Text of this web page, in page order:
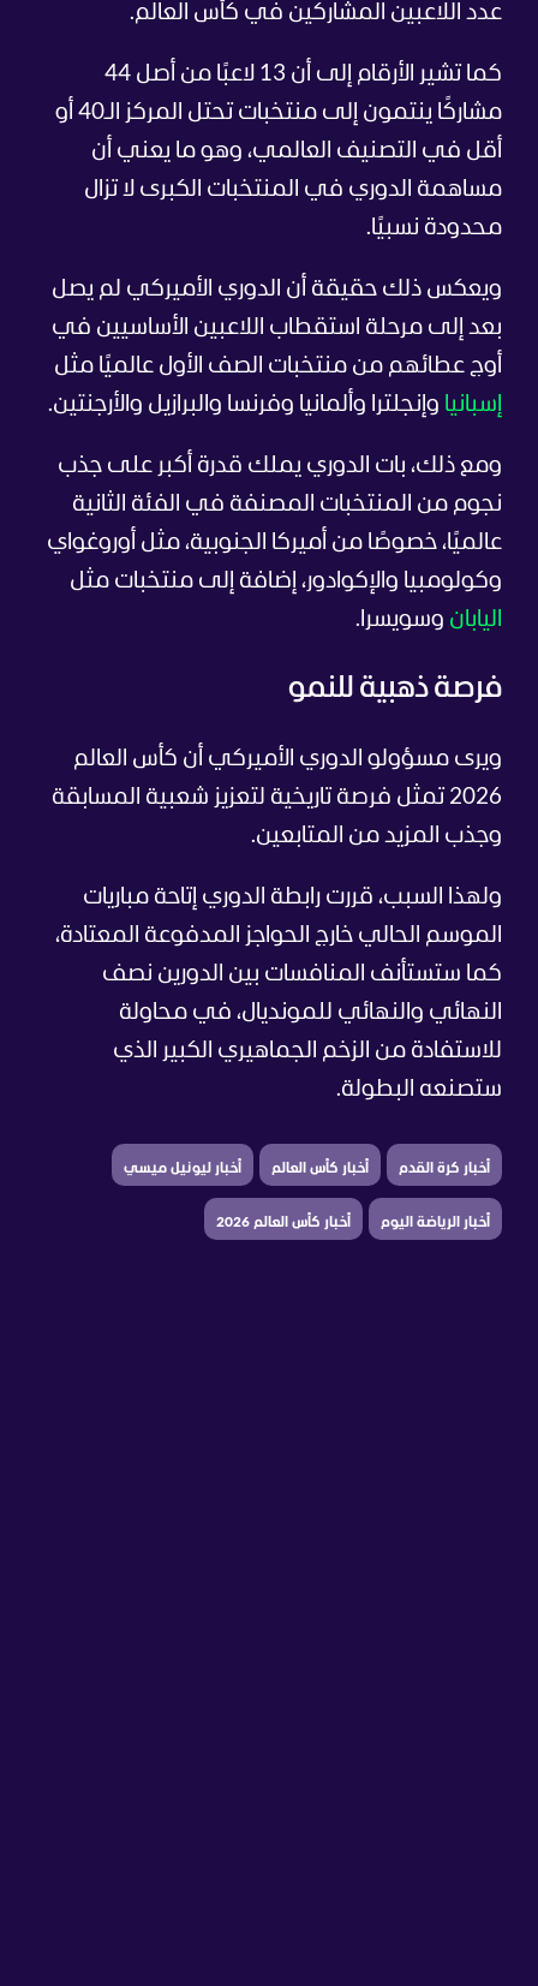
عدد اللاعبين المشاركين في كأس العالم.
كما تشير الأرقام إلى أن 13 لاعبًا من أصل 44
مشاركًا ينتمون إلى منتخبات تحتل المركز الـ40 أو
أقل في التصنيف العالمي، وهو ما يعني أن
مساهمة الدوري في المنتخبات الكبرى لا تزال
محدودة نسبيًا.
ويعكس ذلك حقيقة أن الدوري الأميركي لم يصل
بعد إلى مرحلة استقطاب اللاعبين الأساسيين في
أوج عطائهم من منتخبات الصف الأول عالميًا مثل
إسبانيا وإنجلترا وألمانيا وفرنسا والبرازيل والأرجنتين.
ومع ذلك، بات الدوري يملك قدرة أكبر على جذب
نجوم من المنتخبات المصنفة في الفئة الثانية
عالميًا، خصوصًا من أميركا الجنوبية، مثل أوروغواي
وكولومبيا والإكوادور، إضافة إلى منتخبات مثل
اليابان وسويسرا.
فرصة ذهبية للنمو
ويرى مسؤولو الدوري الأميركي أن كأس العالم
2026 تمثل فرصة تاريخية لتعزيز شعبية المسابقة
وجذب المزيد من المتابعين.
ولهذا السبب، قررت رابطة الدوري إتاحة مباريات
الموسم الحالي خارج الحواجز المدفوعة المعتادة،
كما ستستأنف المنافسات بين الدورين نصف
النهائي والنهائي للمونديال، في محاولة
للاستفادة من الزخم الجماهيري الكبير الذي
ستصنعه البطولة.
أخبار كرة القدم أخبار كأس العالم أخبار ليونيل ميسي
أخبار الرياضة اليوم أخبار كأس العالم 2026